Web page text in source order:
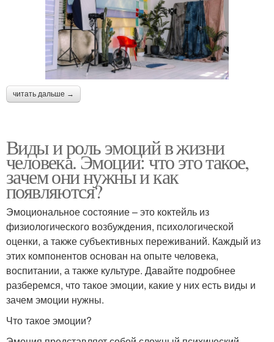
читать дальше →
Виды и роль эмоций в жизни
человека. Эмоции: что это такое,
зачем они нужны и как
появляются?
Эмоциональное состояние – это коктейль из
физиологического возбуждения, психологической
оценки, а также субъективных переживаний. Каждый из
этих компонентов основан на опыте человека,
воспитании, а также культуре. Давайте подробнее
разберемся, что такое эмоции, какие у них есть виды и
зачем эмоции нужны.
Что такое эмоции?